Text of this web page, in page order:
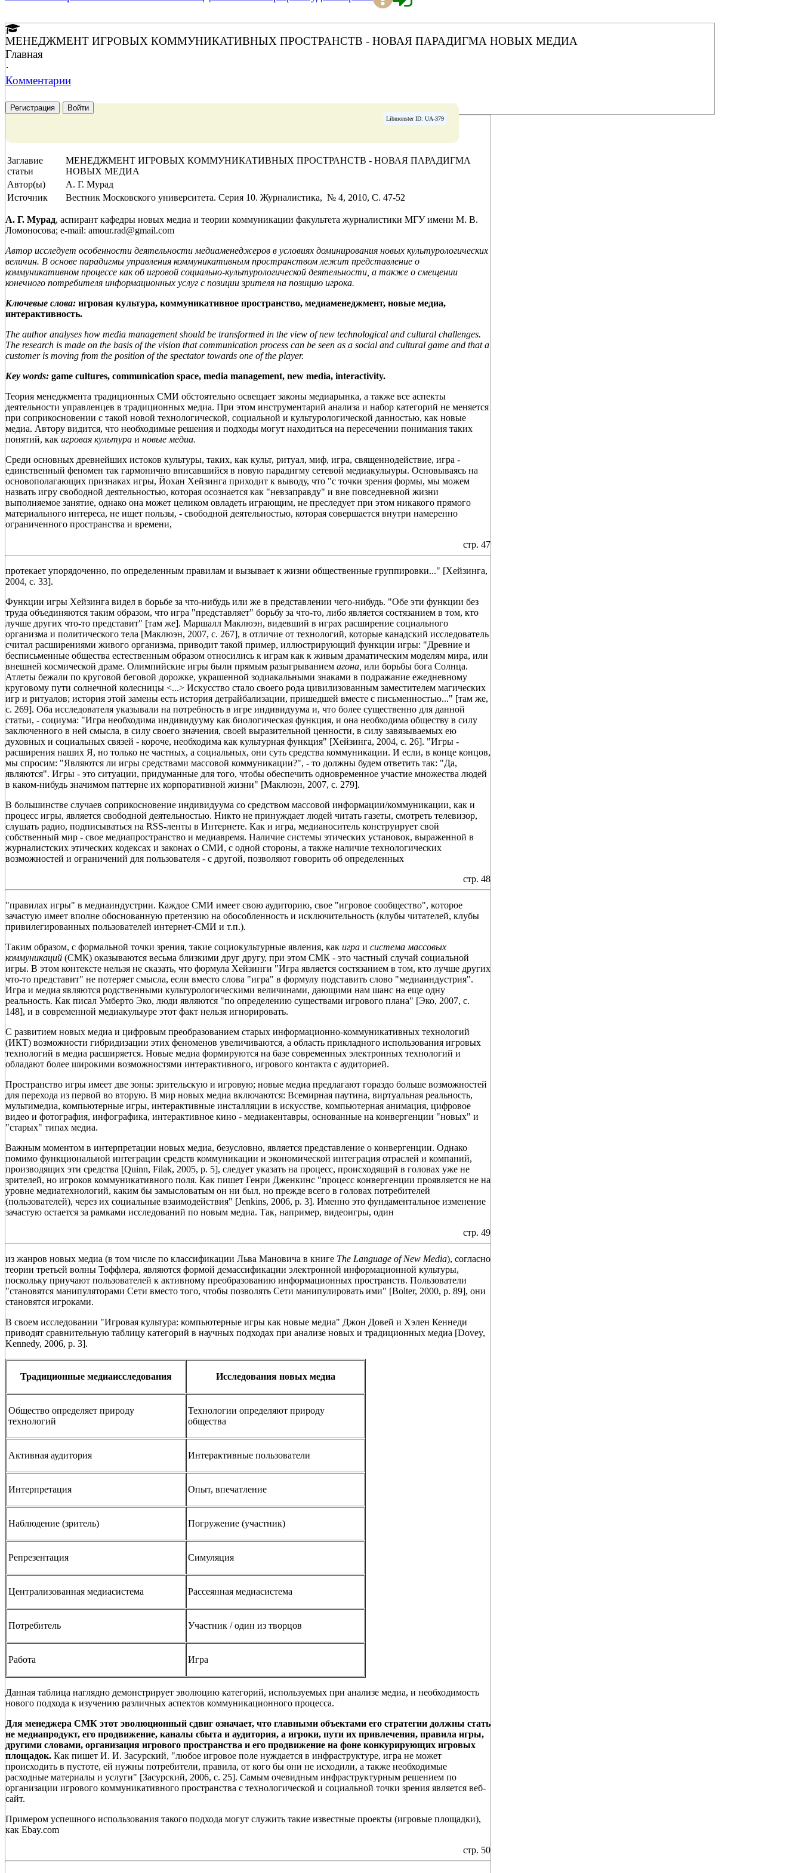
МЕНЕДЖМЕНТ ИГРОВЫХ КОММУНИКАТИВНЫХ ПРОСТРАНСТВ - НОВАЯ ПАРАДИГМА НОВЫХ МЕДИА
Главная
·
Комментарии
Регистрация Войти
Libmonster ID: UA-379
Заглавие
статьи
МЕНЕДЖМЕНТ ИГРОВЫХ КОММУНИКАТИВНЫХ ПРОСТРАНСТВ - НОВАЯ ПАРАДИГМА
НОВЫХ МЕДИА
Автор(ы)
А. Г. Мурад
Источник
Вестник Московского университета. Серия 10. Журналистика, № 4, 2010, C. 47-52
А. Г. Мурад, аспирант кафедры новых медиа и теории коммуникации факультета журналистики МГУ имени М. В.
Ломоносова; e-mail: amour.rad@gmail.com
Автор исследует особенности деятельности медиаменеджеров в условиях доминирования новых культурологических
величин. В основе парадигмы управления коммуникативным пространством лежит представление о
коммуникативном процессе как об игровой социально-культурологической деятельности, а также о смещении
конечного потребителя информационных услуг с позиции зрителя на позицию игрока.
Ключевые слова: игровая культура, коммуникативное пространство, медиаменеджмент, новые медиа,
интерактивность.
The author analyses how media management should be transformed in the view of new technological and cultural challenges.
The research is made on the basis of the vision that communication process can be seen as a social and cultural game and that a
customer is moving from the position of the spectator towards one of the player.
Key words: game cultures, communication space, media management, new media, interactivity.
Теория менеджмента традиционных СМИ обстоятельно освещает законы медиарынка, а также все аспекты
деятельности управленцев в традиционных медиа. При этом инструментарий анализа и набор категорий не меняется
при соприкосновении с такой новой технологической, социальной и культурологической данностью, как новые
медиа. Автору видится, что необходимые решения и подходы могут находиться на пересечении понимания таких
понятий, как игровая культура и новые медиа.
Среди основных древнейших истоков культуры, таких, как культ, ритуал, миф, игра, священнодействие, игра -
единственный феномен так гармонично вписавшийся в новую парадигму сетевой медиакулыуры. Основываясь на
основополагающих признаках игры, Йохан Хейзинга приходит к выводу, что "с точки зрения формы, мы можем
назвать игру свободной деятельностью, которая осознается как "невзаправду" и вне повседневной жизни
выполняемое занятие, однако она может целиком овладеть играющим, не преследует при этом никакого прямого
материального интереса, не ищет пользы, - свободной деятельностью, которая совершается внутри намеренно
ограниченного пространства и времени,
стр. 47
протекает упорядоченно, по определенным правилам и вызывает к жизни общественные группировки..." [Хейзинга,
2004, с. 33].
Функции игры Хейзинга видел в борьбе за что-нибудь или же в представлении чего-нибудь. "Обе эти функции без
труда объединяются таким образом, что игра "представляет" борьбу за что-то, либо является состязанием в том, кто
лучше других что-то представит" [там же]. Маршалл Маклюэн, видевший в играх расширение социального
организма и политического тела [Маклюэн, 2007, с. 267], в отличие от технологий, которые канадский исследователь
считал расширениями живого организма, приводит такой пример, иллюстрирующий функции игры: "Древние и
бесписьменные общества естественным образом относились к играм как к живым драматическим моделям мира, или
внешней космической драме. Олимпийские игры были прямым разыгрыванием агона, или борьбы бога Солнца.
Атлеты бежали по круговой беговой дорожке, украшенной зодиакальными знаками в подражание ежедневному
круговому пути солнечной колесницы <...> Искусство стало своего рода цивилизованным заместителем магических
игр и ритуалов; история этой замены есть история детрайбализации, пришедшей вместе с письменностью..." [там же,
с. 269]. Оба исследователя указывали на потребность в игре индивидуума и, что более существенно для данной
статьи, - социума: "Игра необходима индивидууму как биологическая функция, и она необходима обществу в силу
заключенного в ней смысла, в силу своего значения, своей выразительной ценности, в силу завязываемых ею
духовных и социальных связей - короче, необходима как культурная функция" [Хейзинга, 2004, с. 26]. "Игры -
расширения наших Я, но только не частных, а социальных, они суть средства коммуникации. И если, в конце концов,
мы спросим: "Являются ли игры средствами массовой коммуникации?", - то должны будем ответить так: "Да,
являются". Игры - это ситуации, придуманные для того, чтобы обеспечить одновременное участие множества людей
в каком-нибудь значимом паттерне их корпоративной жизни" [Маклюэн, 2007, с. 279].
В большинстве случаев соприкосновение индивидуума со средством массовой информации/коммуникации, как и
процесс игры, является свободной деятельностью. Никто не принуждает людей читать газеты, смотреть телевизор,
слушать радио, подписываться на RSS-ленты в Интернете. Как и игра, медианоситель конструирует свой
собственный мир - свое медиапространство и медиавремя. Наличие системы этических установок, выраженной в
журналистских этических кодексах и законах о СМИ, с одной стороны, а также наличие технологических
возможностей и ограничений для пользователя - с другой, позволяют говорить об определенных
стр. 48
"правилах игры" в медиаиндустрии. Каждое СМИ имеет свою аудиторию, свое "игровое сообщество", которое
зачастую имеет вполне обоснованную претензию на обособленность и исключительность (клубы читателей, клубы
привилегированных пользователей интернет-СМИ и т.п.).
Таким образом, с формальной точки зрения, такие социокультурные явления, как игра и система массовых
коммуникаций (СМК) оказываются весьма близкими друг другу, при этом СМК - это частный случай социальной
игры. В этом контексте нельзя не сказать, что формула Хейзинги "Игра является состязанием в том, кто лучше других
что-то представит" не потеряет смысла, если вместо слова "игра" в формулу подставить слово "медиаиндустрия".
Игра и медиа являются родственными культурологическими величинами, дающими нам шанс на еще одну
реальность. Как писал Умберто Эко, люди являются "по определению существами игрового плана" [Эко, 2007, с.
148], и в современной медиакулыуре этот факт нельзя игнорировать.
С развитием новых медиа и цифровым преобразованием старых информационно-коммуникативных технологий
(ИКТ) возможности гибридизации этих феноменов увеличиваются, а область прикладного использования игровых
технологий в медиа расширяется. Новые медиа формируются на базе современных электронных технологий и
обладают более широкими возможностями интерактивного, игрового контакта с аудиторией.
Пространство игры имеет две зоны: зрительскую и игровую; новые медиа предлагают гораздо больше возможностей
для перехода из первой во вторую. В мир новых медиа включаются: Всемирная паутина, виртуальная реальность,
мультимедиа, компьютерные игры, интерактивные инсталляции в искусстве, компьютерная анимация, цифровое
видео и фотография, инфографика, интерактивное кино - медиакентавры, основанные на конвергенции "новых" и
"старых" типах медиа.
Важным моментом в интерпретации новых медиа, безусловно, является представление о конвергенции. Однако
помимо функциональной интеграции средств коммуникации и экономической интеграция отраслей и компаний,
производящих эти средства [Quinn, Filak, 2005, p. 5], следует указать на процесс, происходящий в головах уже не
зрителей, но игроков коммуникативного поля. Как пишет Генри Дженкинс "процесс конвергенции проявляется не на
уровне медиатехнологий, каким бы замысловатым он ни был, но прежде всего в головах потребителей
(пользователей), через их социальные взаимодействия" [Jenkins, 2006, p. 3]. Именно это фундаментальное изменение
зачастую остается за рамками исследований по новым медиа. Так, например, видеоигры, один
стр. 49
из жанров новых медиа (в том числе по классификации Льва Мановича в книге The Language of New Media), согласно
теории третьей волны Тоффлера, являются формой демассификации электронной информационной культуры,
поскольку приучают пользователей к активному преобразованию информационных пространств. Пользователи
"становятся манипуляторами Сети вместо того, чтобы позволять Сети манипулировать ими" [Bolter, 2000, p. 89], они
становятся игроками.
В своем исследовании "Игровая культура: компьютерные игры как новые медиа" Джон Довей и Хэлен Кеннеди
приводят сравнительную таблицу категорий в научных подходах при анализе новых и традиционных медиа [Dovey,
Kennedy, 2006, p. 3].
Традиционные медиаисследования Исследования новых медиа
Общество определяет природу
технологий
Технологии определяют природу
общества
Активная аудитория Интерактивные пользователи
Интерпретация Опыт, впечатление
Наблюдение (зритель) Погружение (участник)
Репрезентация Симуляция
Централизованная медиасистема Рассеянная медиасистема
Потребитель Участник / один из творцов
Работа Игра
Данная таблица наглядно демонстрирует эволюцию категорий, используемых при анализе медиа, и необходимость
нового подхода к изучению различных аспектов коммуникационного процесса.
Для менеджера СМК этот эволюционный сдвиг означает, что главными объектами его стратегии должны стать
не медиапродукт, его продвижение, каналы сбыта и аудитория, а игроки, пути их привлечения, правила игры,
другими словами, организация игрового пространства и его продвижение на фоне конкурирующих игровых
площадок. Как пишет И. И. Засурский, "любое игровое поле нуждается в инфраструктуре, игра не может
происходить в пустоте, ей нужны потребители, правила, от кого бы они не исходили, а также необходимые
расходные материалы и услуги" [Засурский, 2006, с. 25]. Самым очевидным инфраструктурным решением по
организации игрового коммуникативного пространства с технологической и социальной точки зрения является веб-
сайт.
Примером успешного использования такого подхода могут служить такие известные проекты (игровые площадки),
как Ebay.com
стр. 50